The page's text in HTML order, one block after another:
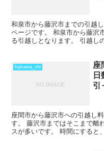
和泉市から藤沢市までの引越
ページです。 和泉市から藤沢
る引越しとなります。 引越し
fujisawa_shi
座
引
座間市から藤沢市への引越し
す。 藤沢市まではそこまで離
スが多いです。 時間にすると